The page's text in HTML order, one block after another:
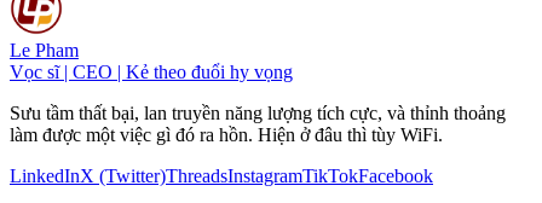
Le Pham
Vọc sĩ | CEO | Kẻ theo đuổi hy vọng
Sưu tầm thất bại, lan truyền năng lượng tích cực, và thỉnh thoảng
làm được một việc gì đó ra hồn. Hiện ở đâu thì tùy WiFi.
LinkedInX (Twitter)ThreadsInstagramTikTokFacebook